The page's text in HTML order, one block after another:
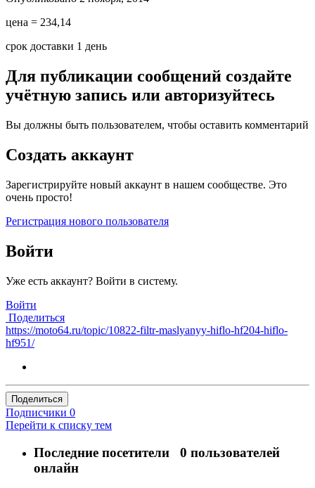
цена = 234,14
срок доставки 1 день
Для публикации сообщений создайте
учётную запись или авторизуйтесь
Вы должны быть пользователем, чтобы оставить комментарий
Создать аккаунт
Зарегистрируйте новый аккаунт в нашем сообществе. Это
очень просто!
Регистрация нового пользователя
Войти
Уже есть аккаунт? Войти в систему.
Войти
Поделиться
https://moto64.ru/topic/10822-filtr-maslyanyy-hiflo-hf204-hiflo-
hf951/
Поделиться
Подписчики 0
Перейти к списку тем
Последние посетители 0 пользователей
онлайн